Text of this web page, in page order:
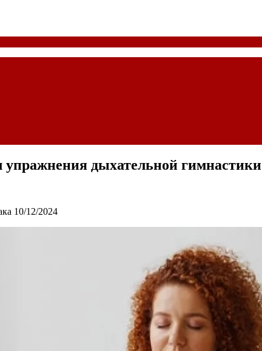
упражнения дыхательной гимнастики
10/12/2024